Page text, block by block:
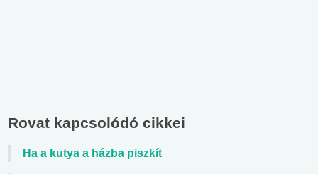
Rovat kapcsolódó cikkei
Ha a kutya a házba piszkít